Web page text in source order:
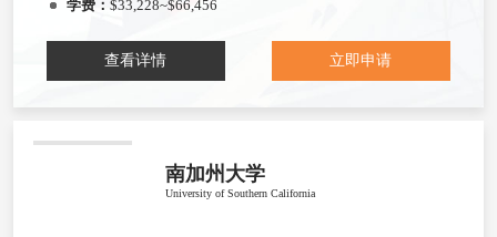
学费： $33,228~$66,456
查看详情 立即申请
南加州大学
University of Southern California